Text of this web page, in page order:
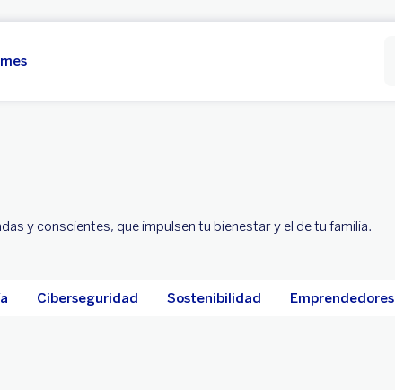
y conscientes, que impulsen tu bienestar y el de tu familia.
Ciberseguridad Sostenibilidad Emprendedores